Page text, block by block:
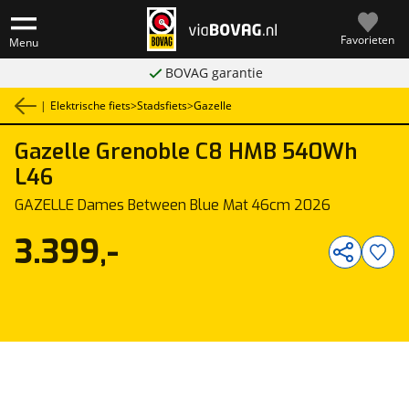
Menu Favorieten
BOVAG garantie
| Elektrische fiets>Stadsfiets>Gazelle
Gazelle Grenoble C8 HMB 540Wh
L46
GAZELLE Dames Between Blue Mat 46cm 2026
1/1
3.399,-